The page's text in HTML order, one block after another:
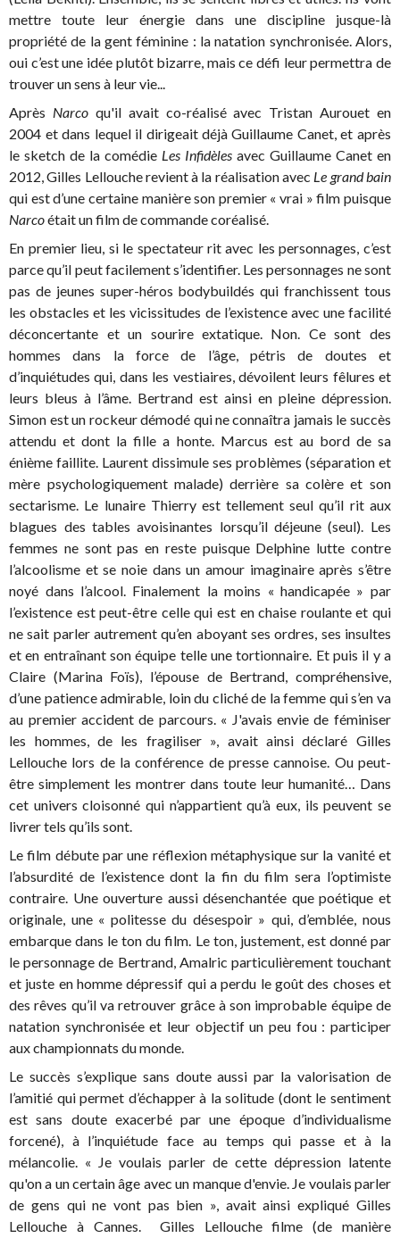
mettre toute leur énergie dans une discipline jusque-là
propriété de la gent féminine : la natation synchronisée. Alors,
oui c’est une idée plutôt bizarre, mais ce défi leur permettra de
trouver un sens à leur vie...
Après Narcoqu'il avait co-réalisé avec Tristan Aurouet en
2004 et dans lequel il dirigeait déjà Guillaume Canet, et après
le sketch de la comédie Les Infidèlesavec Guillaume Canet en
2012, Gilles Lellouche revient à la réalisation avec Le grand bain
qui est d’une certaine manière son premier « vrai » film puisque
Narcoétait un film de commande coréalisé.
En premier lieu, si le spectateur rit avec les personnages, c’est
parce qu’il peut facilement s’identifier. Les personnages ne sont
pas de jeunes super-héros bodybuildés qui franchissent tous
les obstacles et les vicissitudes de l’existence avec une facilité
déconcertante et un sourire extatique. Non. Ce sont des
hommes dans la force de l’âge, pétris de doutes et
d’inquiétudes qui, dans les vestiaires, dévoilent leurs fêlures et
leurs bleus à l’âme. Bertrand est ainsi en pleine dépression.
Simon est un rockeur démodé qui ne connaîtra jamais le succès
attendu et dont la fille a honte. Marcus est au bord de sa
énième faillite. Laurent dissimule ses problèmes (séparation et
mère psychologiquement malade) derrière sa colère et son
sectarisme. Le lunaire Thierry est tellement seul qu’il rit aux
blagues des tables avoisinantes lorsqu’il déjeune (seul). Les
femmes ne sont pas en reste puisque Delphine lutte contre
l’alcoolisme et se noie dans un amour imaginaire après s’être
noyé dans l’alcool. Finalement la moins « handicapée » par
l’existence est peut-être celle qui est en chaise roulante et qui
ne sait parler autrement qu’en aboyant ses ordres, ses insultes
et en entraînant son équipe telle une tortionnaire. Et puis il y a
Claire (Marina Foïs), l’épouse de Bertrand, compréhensive,
d’une patience admirable, loin du cliché de la femme qui s’en va
au premier accident de parcours. « J'avais envie de féminiser
les hommes, de les fragiliser », avait ainsi déclaré Gilles
Lellouche lors de la conférence de presse cannoise. Ou peut-
être simplement les montrer dans toute leur humanité… Dans
cet univers cloisonné qui n’appartient qu’à eux, ils peuvent se
livrer tels qu’ils sont.
Le film débute par une réflexion métaphysique sur la vanité et
l’absurdité de l’existence dont la fin du film sera l’optimiste
contraire. Une ouverture aussi désenchantée que poétique et
originale, une « politesse du désespoir » qui, d’emblée, nous
embarque dans le ton du film. Le ton, justement, est donné par
le personnage de Bertrand, Amalric particulièrement touchant
et juste en homme dépressif qui a perdu le goût des choses et
des rêves qu’il va retrouver grâce à son improbable équipe de
natation synchronisée et leur objectif un peu fou : participer
aux championnats du monde.
Le succès s’explique sans doute aussi par la valorisation de
l’amitié qui permet d’échapper à la solitude (dont le sentiment
est sans doute exacerbé par une époque d’individualisme
forcené), à l’inquiétude face au temps qui passe et à la
mélancolie. « Je voulais parler de cette dépression latente
qu'on a un certain âge avec un manque d'envie. Je voulais parler
de gens qui ne vont pas bien », avait ainsi expliqué Gilles
Lellouche à Cannes. Gilles Lellouche filme (de manière